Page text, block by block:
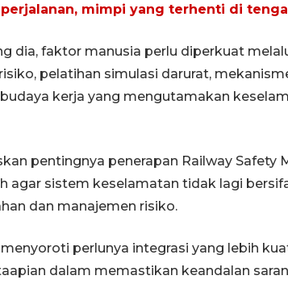
mimpi yang terhenti di
dia, faktor manusia perlu diperkuat
pelatihan simulasi darurat,
kerja yang mengutamakan
pentingnya penerapan Railway Safety
agar sistem keselamatan tidak lagi
dan manajemen risiko.
menyoroti perlunya integrasi yang lebih
dalam memastikan keandalan
12 Juni